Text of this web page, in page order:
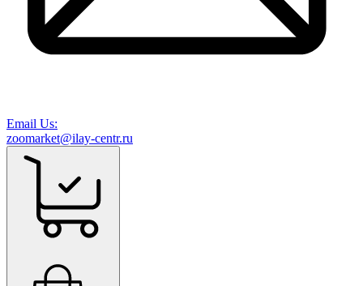
Email Us:
zoomarket@ilay-centr.ru